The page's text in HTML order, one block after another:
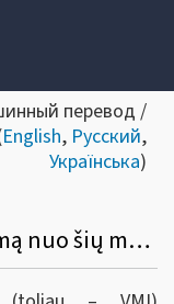
перевод /
English, Русский,
Українська)
VMI primena: skirti GPM paramą nuo šių metų kaip niekada paprasta